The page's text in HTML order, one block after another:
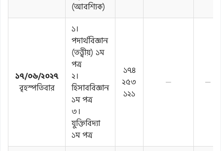
(আবশ্যিক)
১৭/০৬/২০২৭
বৃহস্পতিবার
১।
পদার্থবিজ্ঞান
(তত্ত্বীয়) ১ম
পত্র
২।
হিসাববিজ্ঞান
১ম পত্র
৩।
যুক্তিবিদ্যা
১ম পত্র
১৭৪
২৫৩
১২১
— —